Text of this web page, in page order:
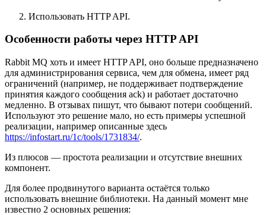
Использовать HTTP API.
Особенности работы через HTTP API
Rabbit MQ хоть и имеет HTTP API, оно больше предназначено
для администрирования сервиса, чем для обмена, имеет ряд
ограничений (например, не поддерживает подтверждение
принятия каждого сообщения ack) и работает достаточно
медленно. В отзывах пишут, что бывают потери сообщений.
Используют это решение мало, но есть примеры успешной
реализации, например описанные здесь
https://infostart.ru/1c/tools/1731834/.
Из плюсов — простота реализации и отсутствие внешних
компонент.
Для более продвинутого варианта остаётся только
использовать внешние библиотеки. На данный момент мне
известно 2 основных решения: